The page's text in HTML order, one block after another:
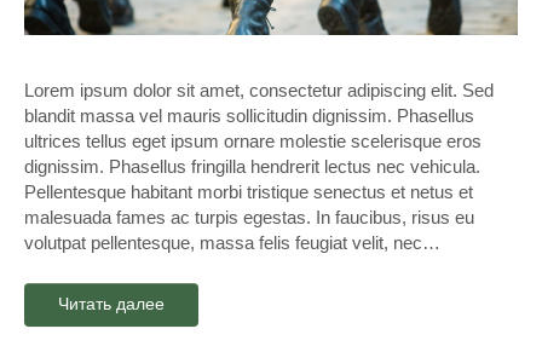
Lorem ipsum dolor sit amet, consectetur adipiscing elit. Sed
blandit massa vel mauris sollicitudin dignissim. Phasellus
ultrices tellus eget ipsum ornare molestie scelerisque eros
dignissim. Phasellus fringilla hendrerit lectus nec vehicula.
Pellentesque habitant morbi tristique senectus et netus et
malesuada fames ac turpis egestas. In faucibus, risus eu
volutpat pellentesque, massa felis feugiat velit, nec…
Читать далее